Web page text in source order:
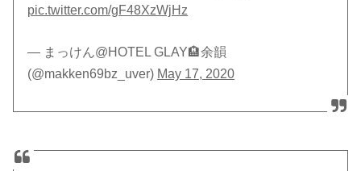
pic.twitter.com/gF48XzWjHz
— まっけん@HOTEL GLAY🏨余韻
(@makken69bz_uver) May 17, 2020